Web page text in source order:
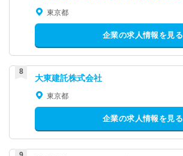
東京都
企業の求人情報を見る
大東建託株式会社
東京都
企業の求人情報を見る